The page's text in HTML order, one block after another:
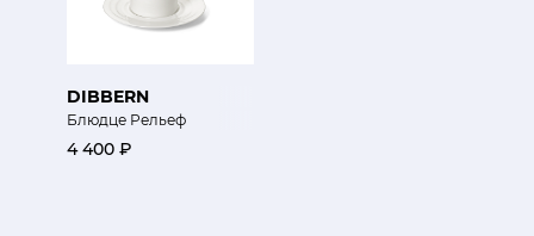
DIBBERN
Блюдце Рельеф
4 400 ₽